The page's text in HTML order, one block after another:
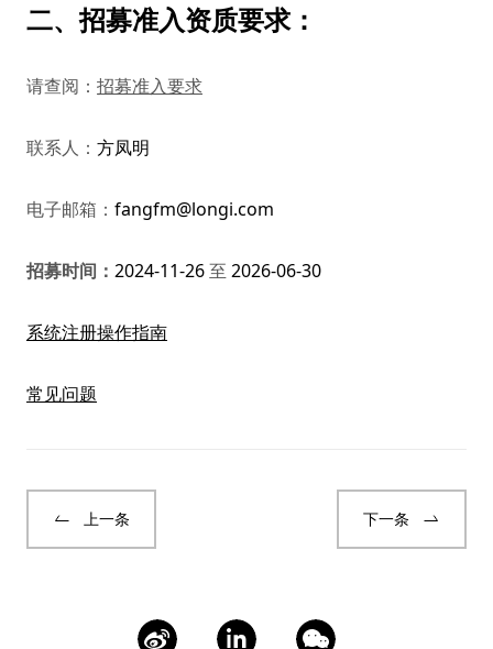
二、招募准入资质要求：
请查阅： 招募准入要求
联系人： 方凤明
电子邮箱： fangfm@longi.com
招募时间： 2024-11-26至 2026-06-30
系统注册操作指南
常见问题
上一条 下一条